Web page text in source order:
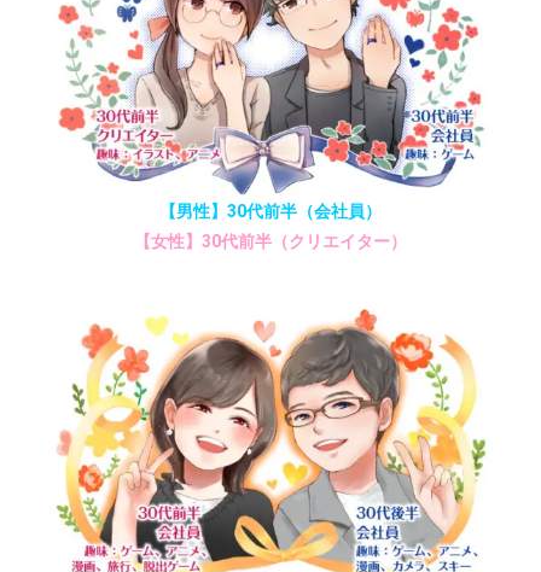
【男性】30代前半（会社員）
【女性】30代前半（クリエイター）